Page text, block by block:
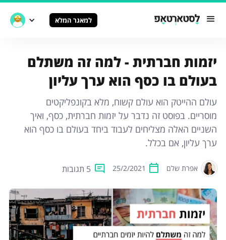
למאגר המלא
יזמות חברתית - למה זה משתלם
בעולם בו כסף הוא ערך עליון
עולם ההייטק הוא עולם קשוח, מלא בקונפליקטים
מוסריים. בפוסט זה נדבר על יזמות חברתית, כסף, ואיך
השניים האלה מצליחים לעבוד ביחד בעולם בו כסף הוא
ערך עליון, אם בכלל.
אפרת שלם 25/2/2021 5 תגובות